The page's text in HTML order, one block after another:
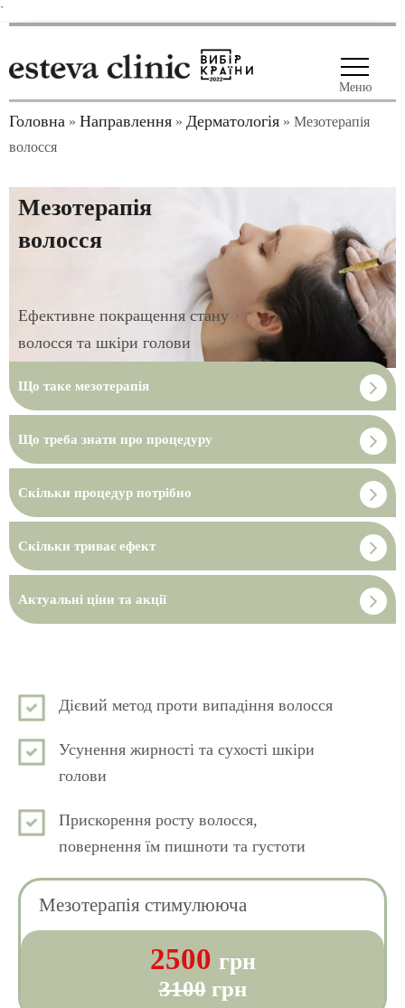
`
Меню
Головна » Направлення » Дерматологія » Мезотерапія
волосся
Мезотерапія
волосся
Ефективне покращення стану
волосся та шкіри голови
Що таке мезотерапія
Що треба знати про процедуру
Скільки процедур потрібно
Скільки триває ефект
Актуальні ціни та акції
Дієвий метод проти випадіння волосся
Усунення жирності та сухості шкіри
голови
Прискорення росту волосся,
повернення їм пишноти та густоти
Мезотерапія стимулююча
2500 грн
3100грн